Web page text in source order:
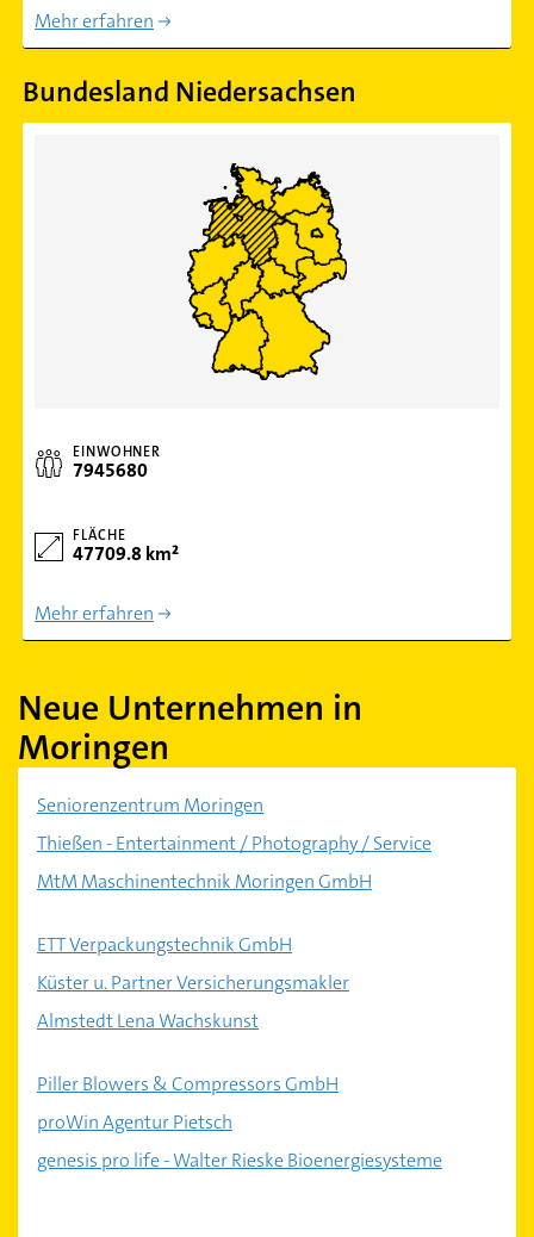
Mehr erfahren
Bundesland Niedersachsen
EINWOHNER
7945680
FLÄCHE
47709.8 km²
Mehr erfahren
Neue Unternehmen in
Moringen
Seniorenzentrum Moringen
Thießen - Entertainment / Photography / Service
MtM Maschinentechnik Moringen GmbH
ETT Verpackungstechnik GmbH
Küster u. Partner Versicherungsmakler
Almstedt Lena Wachskunst
Piller Blowers & Compressors GmbH
proWin Agentur Pietsch
genesis pro life - Walter Rieske Bioenergiesysteme